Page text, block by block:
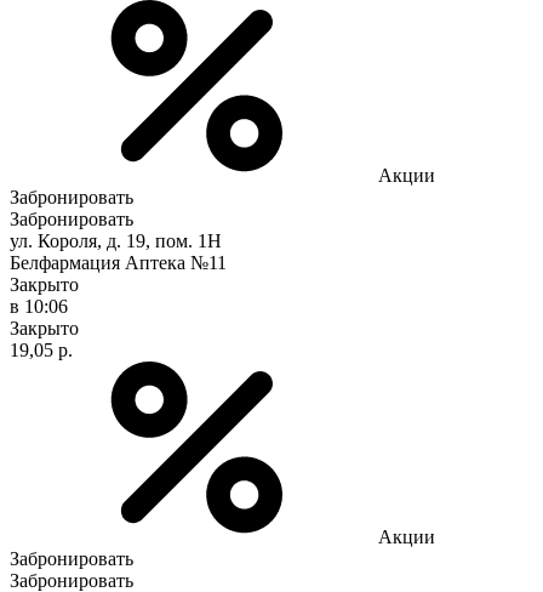
Акции
Забронировать
Забронировать
ул. Короля, д. 19, пом. 1Н
Белфармация Аптека №11
Закрыто
в 10:06
Закрыто
19,05 р.
Акции
Забронировать
Забронировать